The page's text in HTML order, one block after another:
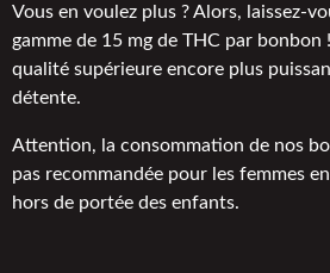
Vous en voulez plus ? Alors, laissez-
gamme de 15 mg de THC par bonbon
qualité supérieure encore plus
détente.
Attention, la consommation de nos
pas recommandée pour les femmes
hors de portée des enfants.